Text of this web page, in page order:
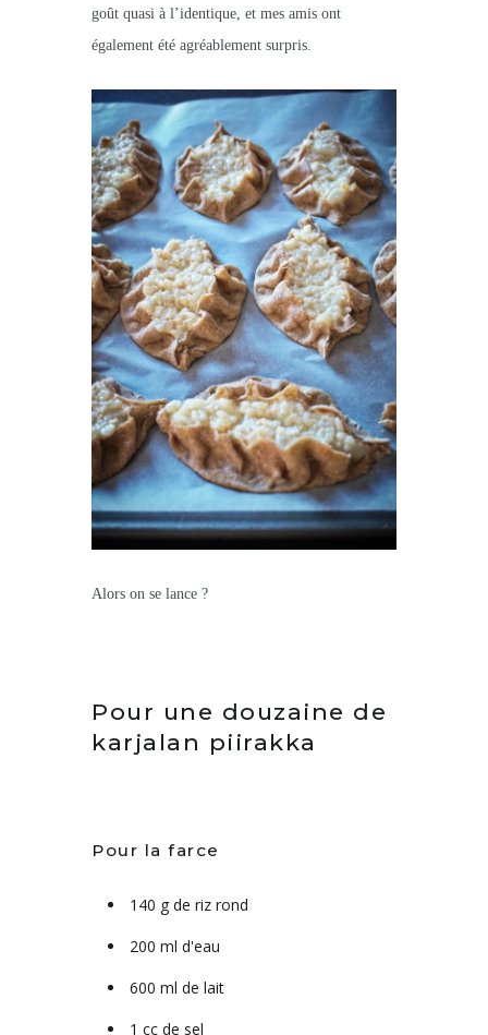
goût quasi à l’identique, et mes amis ont
également été agréablement surpris.
Alors on se lance ?
Pour une douzaine de
karjalan piirakka
Pour la farce
140 g de riz rond
200 ml d'eau
600 ml de lait
1 cc de sel